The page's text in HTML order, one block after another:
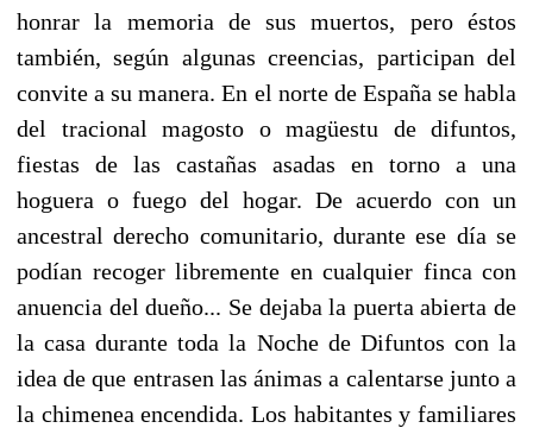
honrar la memoria de sus muertos, pero éstos
también, según algunas creencias, participan del
convite a su manera. En el norte de España se habla
del tracional magosto o magüestu de difuntos,
fiestas de las castañas asadas en torno a una
hoguera o fuego del hogar. De acuerdo con un
ancestral derecho comunitario, durante ese día se
podían recoger libremente en cualquier finca con
anuencia del dueño... Se dejaba la puerta abierta de
la casa durante toda la Noche de Difuntos con la
idea de que entrasen las ánimas a calentarse junto a
la chimenea encendida. Los habitantes y familiares